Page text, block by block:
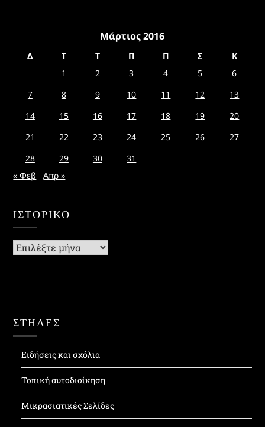
Μάρτιος 2016
Δ Τ Τ Π Π Σ
Κ
1
2 3 4 5
6
7
8 9 10 11 12
13
14
15 16 17 18 19
20
21
22 23 24 25 26
27
28
29 30
31
« Φεβ
Απρ »
ΙΣΤΟΡΙΚΌ
Ιστορικό
ΣΤΗΛΕΣ
Ειδήσεις και σχόλια
Τοπική αυτοδιοίκηση
Μικρασιατικές Σελίδες